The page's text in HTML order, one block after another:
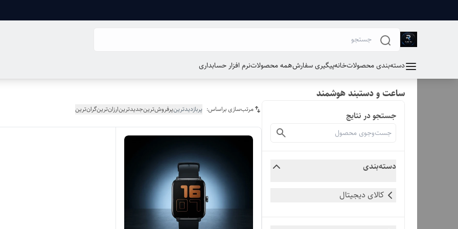
دسته‌بندی محصولاتخانهپیگیری سفارشهمه محصولاتنرم افزار حسابداری
ساعت و دستبند هوشمند
جستجو در نتایج
دسته‌بندی
کالای دیجیتال
مرتب‌سازی براساس: پربازدیدترینپرفروش‌ترینجدیدترینارزان‌ترینگران‌ترین